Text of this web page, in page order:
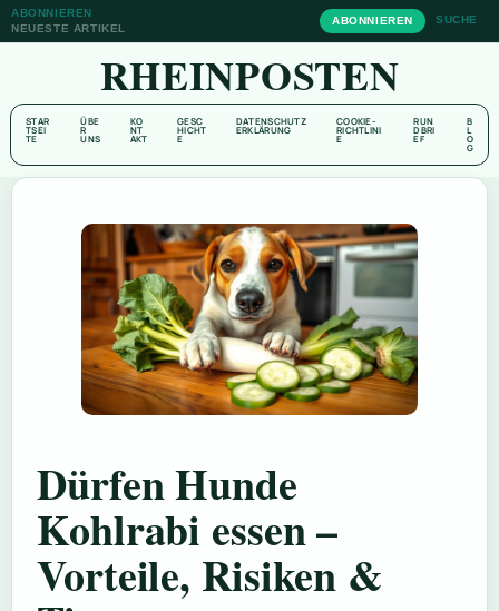
ABONNIEREN
NEUESTE ARTIKEL
ABONNIEREN SUCHE
RHEINPOSTEN
STAR
TSEI
TE
ÜBE
R
UNS
KO
NT
AKT
GESC
HICHT
E
DATENSCHUTZ
ERKLÄRUNG
COOKIE-
RICHTLINI
E
RUN
DBRI
EF
B
L
O
G
Dürfen Hunde
Kohlrabi essen –
Vorteile, Risiken &